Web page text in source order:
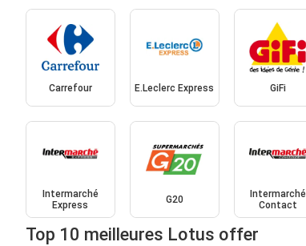
Carrefour E.Leclerc Express GiFi
Intermarché
Express
G20
Intermarché
Contact
Top 10 meilleures Lotus offer